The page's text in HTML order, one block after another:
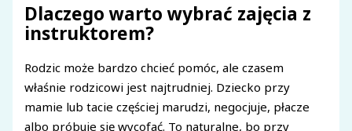
Dlaczego warto wybrać zajęcia z
instruktorem?
Rodzic może bardzo chcieć pomóc, ale czasem
właśnie rodzicowi jest najtrudniej. Dziecko przy
mamie lub tacie częściej marudzi, negocjuje, płacze
albo próbuje się wycofać. To naturalne, bo przy